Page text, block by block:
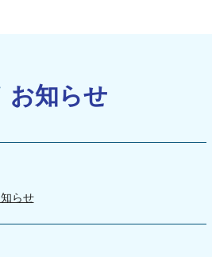
お知らせ
らせ